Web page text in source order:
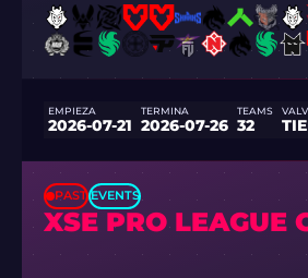
EMPIEZA
2026-07-21
TERMINA
2026-07-26
TEAMS
32
PAST EVENTS
XSE PRO LEAGUE